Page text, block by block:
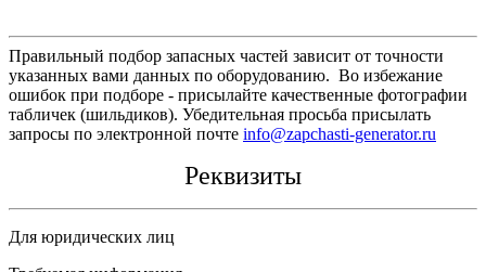
Правильный подбор запасных частей зависит от точности
указанных вами данных по оборудованию. Во избежание
ошибок при подборе - присылайте качественные фотографии
табличек (шильдиков). Убедительная просьба присылать
запросы по электронной почте info@zapchasti-generator.ru
Реквизиты
Для юридических лиц